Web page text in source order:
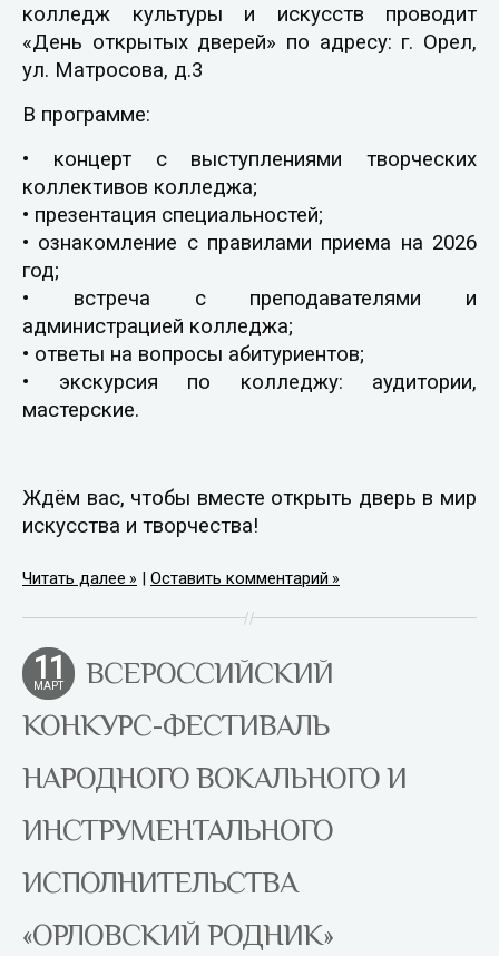
колледж культуры и искусств проводит
«День открытых дверей» по адресу: г. Орел,
ул. Матросова, д.3
В программе:
• концерт с выступлениями творческих
коллективов колледжа;
• презентация специальностей;
• ознакомление с правилами приема на 2026
год;
• встреча с преподавателями и
администрацией колледжа;
• ответы на вопросы абитуриентов;
• экскурсия по колледжу: аудитории,
мастерские.
Ждём вас, чтобы вместе открыть дверь в мир
искусства и творчества!
Читать далее | Оставить комментарий
11
МАРТ
ВСЕРОССИЙСКИЙ
КОНКУРС-ФЕСТИВАЛЬ
НАРОДНОГО ВОКАЛЬНОГО И
ИНСТРУМЕНТАЛЬНОГО
ИСПОЛНИТЕЛЬСТВА
«ОРЛОВСКИЙ РОДНИК»